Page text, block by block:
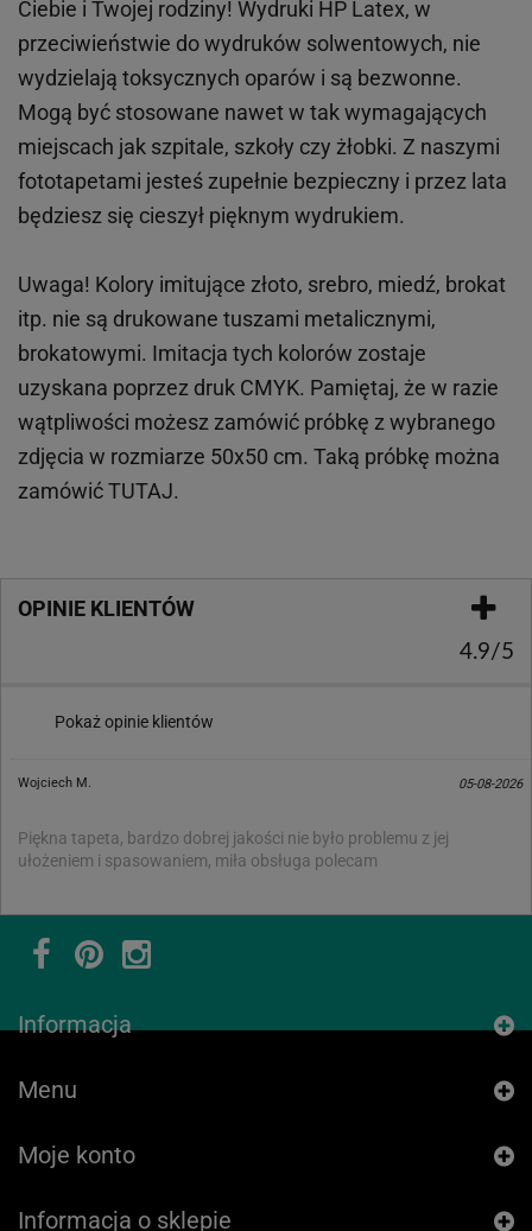
Ciebie i Twojej rodziny! Wydruki HP Latex, w
przeciwieństwie do wydruków solwentowych, nie
wydzielają toksycznych oparów i są bezwonne.
Mogą być stosowane nawet w tak wymagających
miejscach jak szpitale, szkoły czy żłobki. Z naszymi
fototapetami jesteś zupełnie bezpieczny i przez lata
będziesz się cieszył pięknym wydrukiem.
Uwaga! Kolory imitujące złoto, srebro, miedź, brokat
itp. nie są drukowane tuszami metalicznymi,
brokatowymi. Imitacja tych kolorów zostaje
uzyskana poprzez druk CMYK. Pamiętaj, że w razie
wątpliwości możesz zamówić próbkę z wybranego
zdjęcia w rozmiarze 50x50 cm. Taką próbkę można
zamówićTUTAJ.
OPINIE KLIENTÓW
4.9/5
Pokaż opinie klientów
Wojciech M. 05-08-2026
Piękna tapeta, bardzo dobrej jakości nie było problemu z jej
ułożeniem i spasowaniem, miła obsługa polecam
Informacja
Menu
Moje konto
Informacja o sklepie